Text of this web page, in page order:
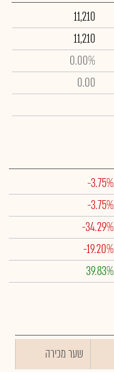
11,210
11,210
0.00%
0.00
-3.75%
-3.75%
-34.29%
-19.20%
39.83%
שער מכירה